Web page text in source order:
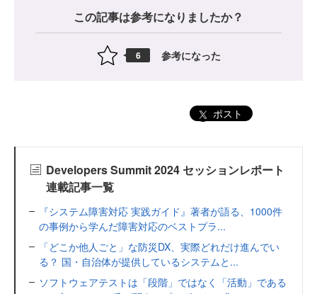
この記事は参考になりましたか？
6 参考になった
ポスト
Developers Summit 2024 セッションレポート
連載記事一覧
『システム障害対応 実践ガイド』著者が語る、1000件
の事例から学んだ障害対応のベストプラ...
「どこか他人ごと」な防災DX、実際どれだけ進んでい
る？ 国・自治体が提供しているシステムと...
ソフトウェアテストは「段階」ではなく「活動」である